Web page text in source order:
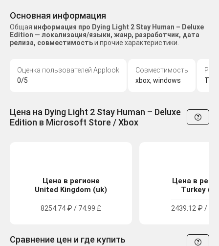
Основная информация
Общая информация про Dying Light 2 Stay Human – Deluxe
Edition — локализация/языки, жанр, разработчик, дата
релиза, совместимостьи прочие характеристики.
Оценка пользователей Applook
0/5
Совместимость
xbox, windows
Цена на Dying Light 2 Stay Human – Deluxe
Edition в Microsoft Store / Xbox
Цена в регионе
United Kingdom (uk)
8254.74 ₽ / 74.99 £
Цена в
Turkey
2439.12 ₽ /
Сравнение цен и где купить